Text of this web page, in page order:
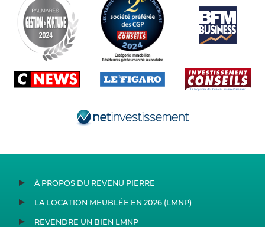
À PROPOS DU REVENU PIERRE
LA LOCATION MEUBLÉE EN 2026 (LMNP)
REVENDRE UN BIEN LMNP